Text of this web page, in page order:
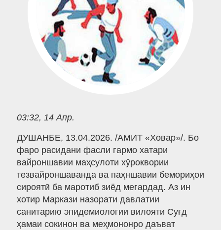
03:32, 14 Апр.
ДУШАНБЕ, 13.04.2026. /АМИТ «Ховар»/. Бо
фаро расидани фасли гармо хатари
вайроншавии маҳсулоти хӯроквории
тезвайроншаванда ва паҳншавии бемориҳои
сироятӣ ба маротиб зиёд мегардад. Аз ин
хотир Маркази назорати давлатии
санитарию эпидемиологии вилояти Суғд
ҳамаи сокинон ва меҳмононро даъват